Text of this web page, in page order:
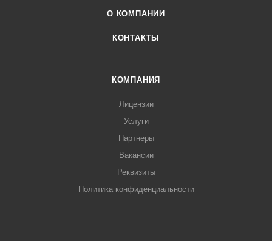
О КОМПАНИИ
КОНТАКТЫ
КОМПАНИЯ
Лицензии
Услуги
Партнеры
Вакансии
Реквизиты
Политика конфиденциальности